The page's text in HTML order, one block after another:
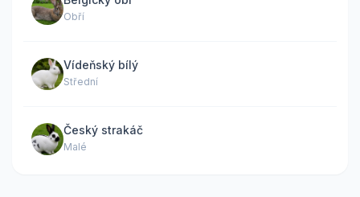
Obří
Vídeňský bílý
Střední
Český strakáč
Malé